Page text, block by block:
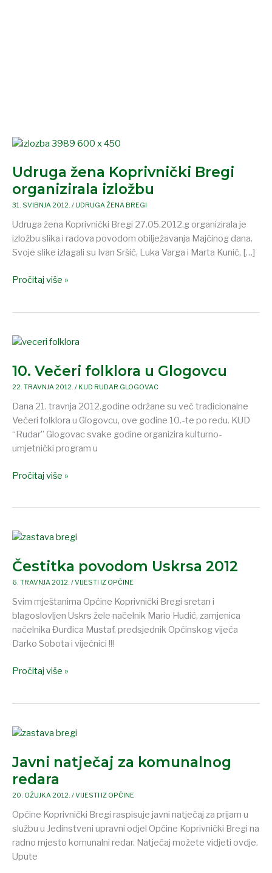
Udruga žena Koprivnički Bregi
organizirala izložbu
31. SVIBNJA 2012. / UDRUGA ŽENA BREGI
Udruga žena Koprivnički Bregi 27.05.2012.g organizirala je
izložbu slika i radova povodom obilježavanja Majčinog dana.
Svoje slike izlagali su Ivan Sršić, Luka Varga i Marta Kunić, […]
Udruga
Koprivnički
Bregi
organizirala
Pročitaj više »
10. Večeri folklora u Glogovcu
22. TRAVNJA 2012. / KUD RUDAR GLOGOVAC
Dana 21. travnja 2012.godine održane su već tradicionalne
Večeri folklora u Glogovcu, ove godine 10.-te po redu. KUD
“Rudar” Glogovac svake godine organizira kulturno-
umjetnički program u
10.
folklora
u
Pročitaj više »
Čestitka povodom Uskrsa 2012
6. TRAVNJA 2012. /VIJESTI IZ OPĆINE
Svim mještanima Općine Koprivnički Bregi sretan i
blagoslovljen Uskrs žele načelnik Mario Hudić, zamjenica
načelnika Đurđica Mustaf, predsjednik Općinskog vijeća
Darko Sobota i vijećnici !!!
Čestitka
Uskrsa
2012
Pročitaj više »
Javni natječaj za komunalnog
redara
20. OŽUJKA 2012. /VIJESTI IZ OPĆINE
Općine Koprivnički Bregi raspisuje javni natječaj za prijam u
službu u Jedinstveni upravni odjel Općine Koprivnički Bregi na
radno mjesto komunalni redar. Natječaj možete vidjeti ovdje.
Upute
Javni
za
komunalnog